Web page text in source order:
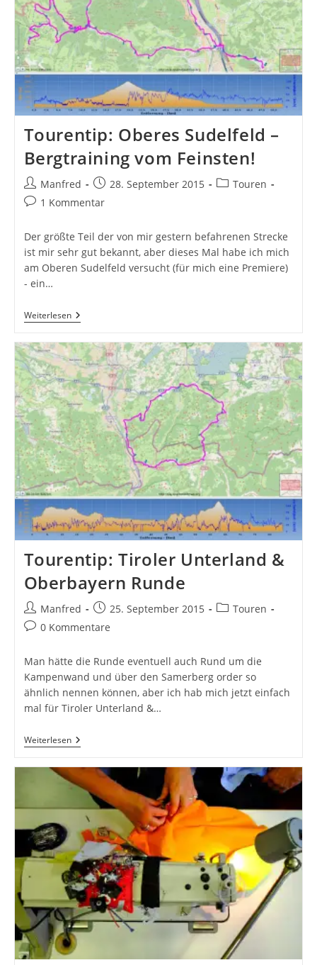
Tourentip: Oberes Sudelfeld –
Bergtraining vom Feinsten!
Beitrags-
Autor:
Manfred
Beitrag
veröffentlicht:
28. September 2015
Beitrags-
Touren
Beitrags-
1 Kommentar
Der größte Teil der von mir gestern befahrenen Strecke
ist mir sehr gut bekannt, aber dieses Mal habe ich mich
am Oberen Sudelfeld versucht (für mich eine Premiere)
- ein…
WeiterlesenTourentip:
Oberes
–
Bergtraining
Vom
Feinsten!
Tourentip: Tiroler Unterland &
Oberbayern Runde
Beitrags-
Autor:
Manfred
Beitrag
veröffentlicht:
25. September 2015
Beitrags-
Touren
Beitrags-
0 Kommentare
Man hätte die Runde eventuell auch Rund um die
Kampenwand und über den Samerberg order so
ähnlich nennen können, aber ich hab mich jetzt einfach
mal für Tiroler Unterland &…
WeiterlesenTourentip:
Tiroler
&
Oberbayern
Runde